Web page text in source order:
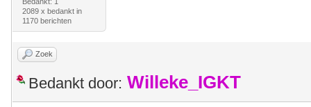
2089 x bedankt in
1170 berichten
Zoek
Bedankt door: Willeke_IGKT